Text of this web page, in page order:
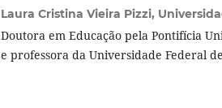
Laura Cristina Vieira Pizzi,
Doutora em Educação pela Pontifícia
e professora da Universidade Federal